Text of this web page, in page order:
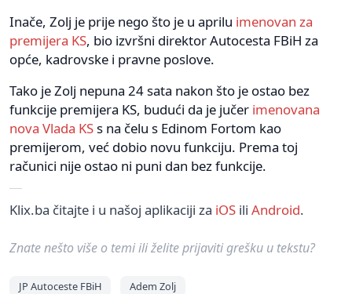
Inače, Zolj je prije nego što je u aprilu imenovan za
premijera KS, bio izvršni direktor Autocesta FBiH za
opće, kadrovske i pravne poslove.
Tako je Zolj nepuna 24 sata nakon što je ostao bez
funkcije premijera KS, budući da je jučer imenovana
nova Vlada KSs na čelu s Edinom Fortom kao
premijerom, već dobio novu funkciju. Prema toj
računici nije ostao ni puni dan bez funkcije.
Klix.ba čitajte i u našoj aplikaciji za iOS ili Android.
Znate nešto više o temi ili želite prijaviti grešku u tekstu?
JP Autoceste FBiH Adem Zolj